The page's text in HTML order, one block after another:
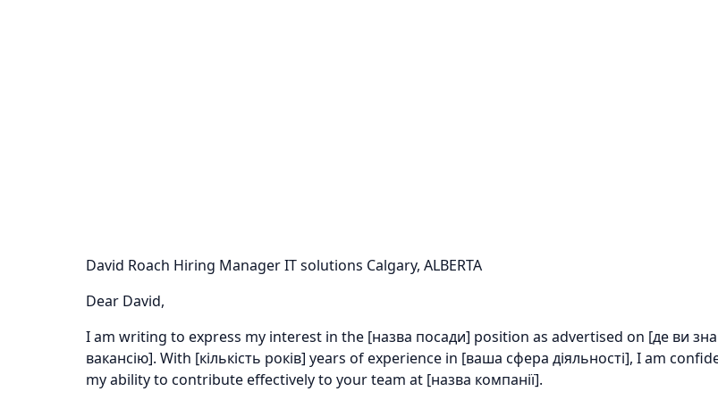
David Roach Hiring Manager IT solutions Calgary, ALBERTA
Dear David,
I am writing to express my interest in the [назва посади] position as advertised on [де ви
вакансію]. With [кількість років] years of experience in [ваша сфера діяльності], I am
my ability to contribute effectively to your team at [назва компанії].